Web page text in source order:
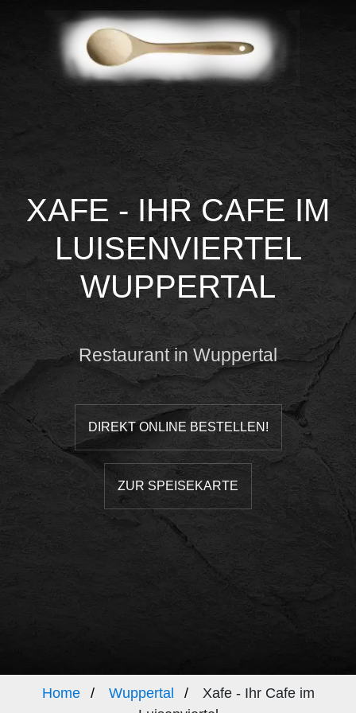
XAFE - IHR CAFE IM
LUISENVIERTEL
WUPPERTAL
Restaurant in Wuppertal
DIREKT ONLINE BESTELLEN!
ZUR SPEISEKARTE
Home Wuppertal
Xafe - Ihr Cafe im